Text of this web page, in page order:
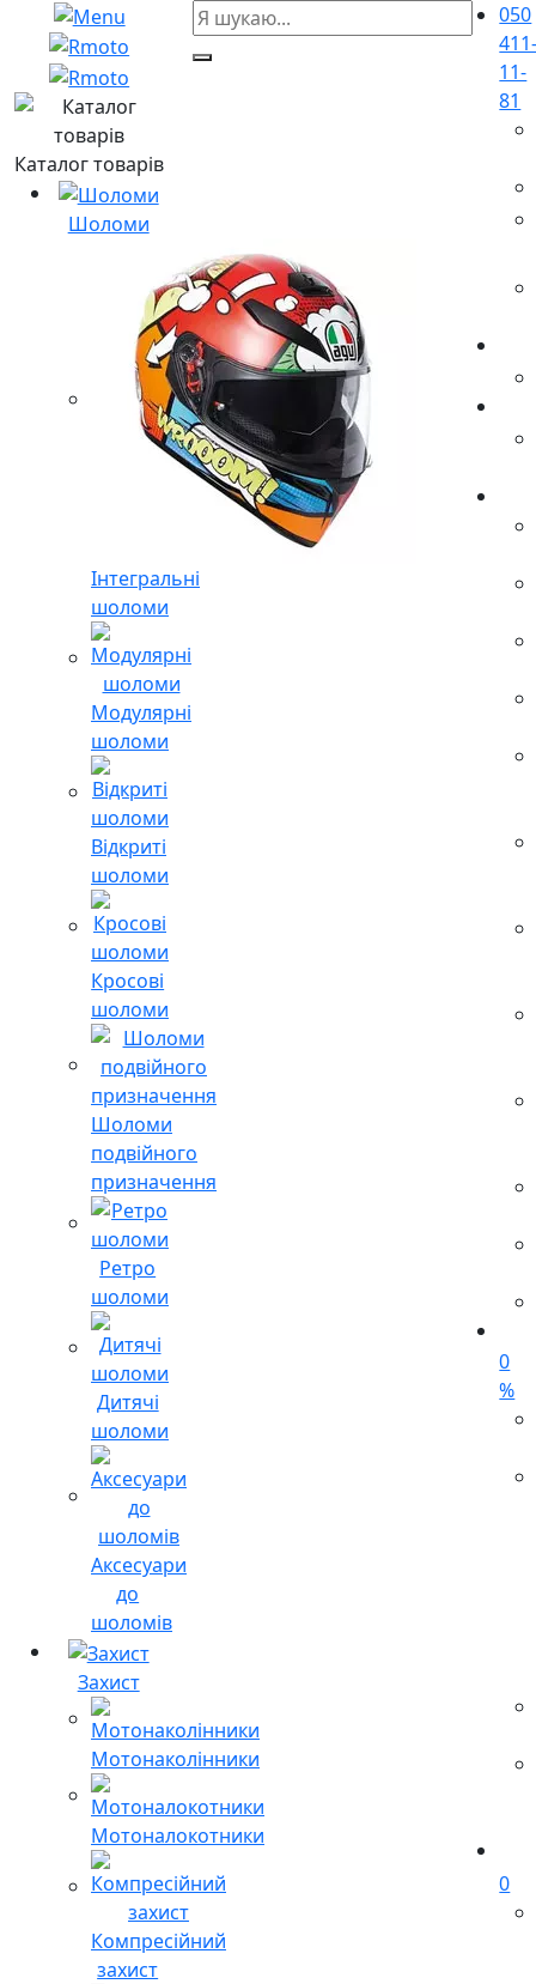
Каталог товарів
Шоломи
Інтегральні
шоломи
Модулярні
шоломи
Відкриті
шоломи
Кросові
шоломи
Шоломи
подвійного
призначення
Ретро
шоломи
Дитячі
шоломи
Аксесуари
до
шоломів
Захист
Мотонаколінники
Мотоналокотники
Компресійний
захист
050
11-
81
0
%
0